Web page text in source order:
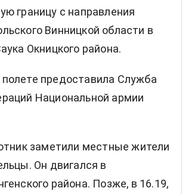
границу с направления
Винницкой области в
Окницкого района.
предоставила Служба
Национальной армии
заметили местные жители
Он двигался в
района. Позже, в 16.19,